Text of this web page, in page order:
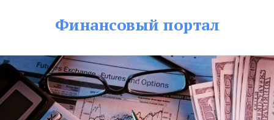
Финансовый портал